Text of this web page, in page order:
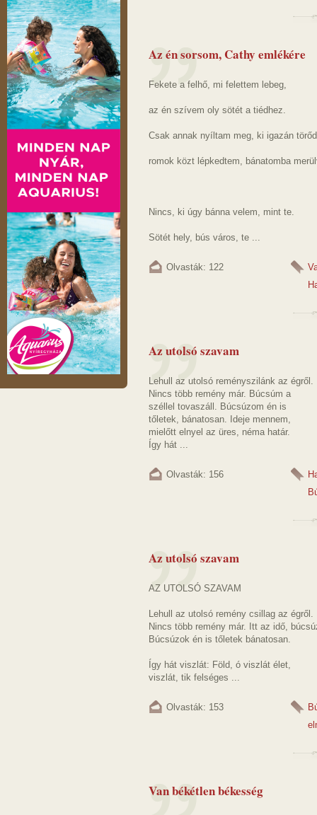
Az én sorsom, Cathy emlékére
Fekete a felhő, mi felettem lebeg,
az én szívem oly sötét a tiédhez.
Csak annak nyíltam meg, ki igazán
romok közt lépkedtem, bánatomba
Nincs, ki úgy bánna velem, mint te.
Sötét hely, bús város, te ...
Olvasták: 122
Az utolsó szavam
Lehull az utolsó reményszilánk az égről.
Nincs több remény már. Búcsúm a
széllel tovaszáll. Búcsúzom én is
tőletek, bánatosan. Ideje mennem,
mielőtt elnyel az üres, néma határ.
Így hát ...
Olvasták: 156
Az utolsó szavam
AZ UTOLSÓ SZAVAM
Lehull az utolsó remény csillag az égről.
Nincs több remény már. Itt az idő,
Búcsúzok én is tőletek bánatosan.
Így hát viszlát: Föld, ó viszlát élet,
viszlát, tik felséges ...
Olvasták: 153
Van békétlen békesség